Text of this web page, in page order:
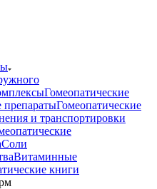
Гомеопатические
препаратыГомеопатические
и транспортировки
Соли
Витаминные
книги